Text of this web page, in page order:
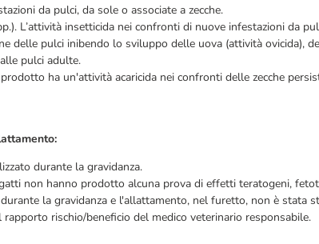
da pulci, da sole o associate a zecche.
L’attività insetticida nei confronti di nuove infestazioni da
delle pulci inibendo lo sviluppo delle uova (attività ovicida),
pulci adulte.
ha un'attività acaricida nei confronti delle zecche
durante la gravidanza.
non hanno prodotto alcuna prova di effetti teratogeni,
la gravidanza e l'allattamento, nel furetto, non è stata
rischio/beneficio del medico veterinario responsabile.